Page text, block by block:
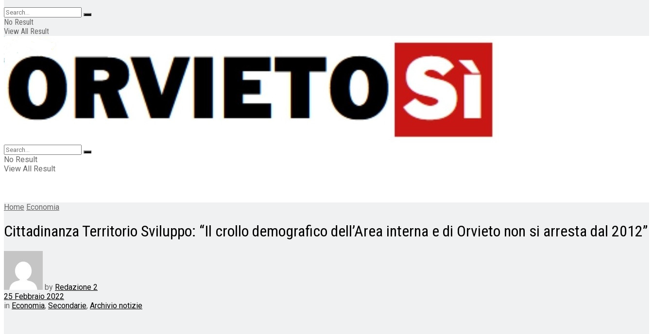
No Result
View All Result
No Result
View All Result
Home Economia
Cittadinanza Territorio Sviluppo: “Il crollo demografico dell’Area interna e di Orvieto non si arresta dal 2012”
by Redazione 2
25 Febbraio 2022
in Economia, Secondarie, Archivio notizie